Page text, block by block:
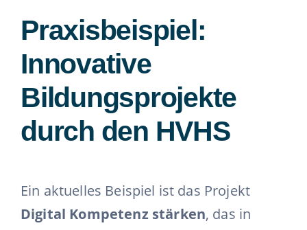
Praxisbeispiel:
Innovative
Bildungsprojekte
durch den HVHS
Ein aktuelles Beispiel ist das Projekt
Digital Kompetenz stärken, das in